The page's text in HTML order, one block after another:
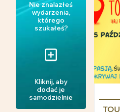
Nie znalazłeś
wydarzenia,
którego
szukałeś?
Kliknij, aby
dodać je
samodzielnie